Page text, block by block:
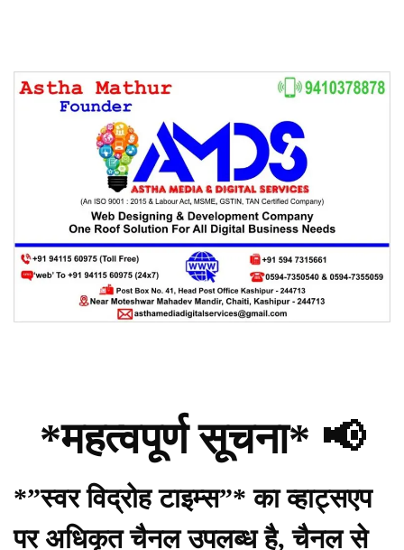
*महत्वपूर्ण सूचना* 📢
*”स्वर विद्रोह टाइम्स”* का व्हाट्सएप
पर अधिकृत चैनल उपलब्ध है, चैनल से